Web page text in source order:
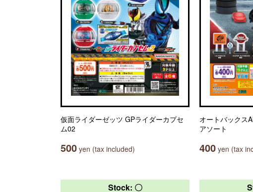
仮面ライダーゼッツ GPライダーカプセ
ム02
500 yen (tax included)
オートバックス
アソート
400 yen (tax
Stock: 〇